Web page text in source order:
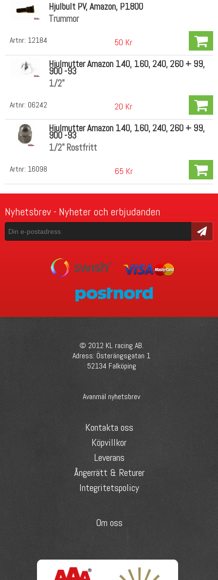
Artnr: 12184
Hjulbult PV, Amazon, P1800
Trummor
50 Kr
Artnr: 06242
Hjulmutter Amazon 140, 160, 240, 260 + 99,
900 -93
1/2"
20 Kr
Artnr: 16098
Hjulmutter Amazon 140, 160, 240, 260 + 99,
900 -93
1/2" Rostfritt
65 Kr
Nyhetsbrev - Nyheter och erbjudanden
Skicka
© 2012 KL racing AB.
Adress: Österängsgatan 1
52134 Falköping
Avanmäl nyhetsbrev
Kontakta oss
Köpvillkor
Leverans
Ångerrätt & Returer
Integritetspolicy
Om oss